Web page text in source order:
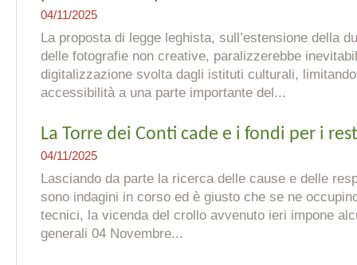
04/11/2025
La proposta di legge leghista, sull’estensione della
delle fotografie non creative, paralizzerebbe
digitalizzazione svolta dagli istituti culturali,
accessibilità a una parte importante del...
La Torre dei Conti cade e i fondi per i
04/11/2025
Lasciando da parte la ricerca delle cause e delle
sono indagini in corso ed è giusto che se ne
tecnici, la vicenda del crollo avvenuto ieri impone
generali 04 Novembre...